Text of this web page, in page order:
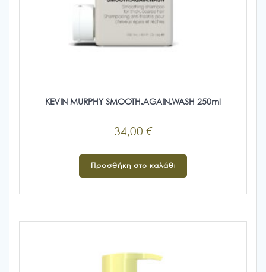
KEVIN MURPHY SMOOTH.AGAIN.WASH 250ml
34,00 €
Προσθήκη στο καλάθι